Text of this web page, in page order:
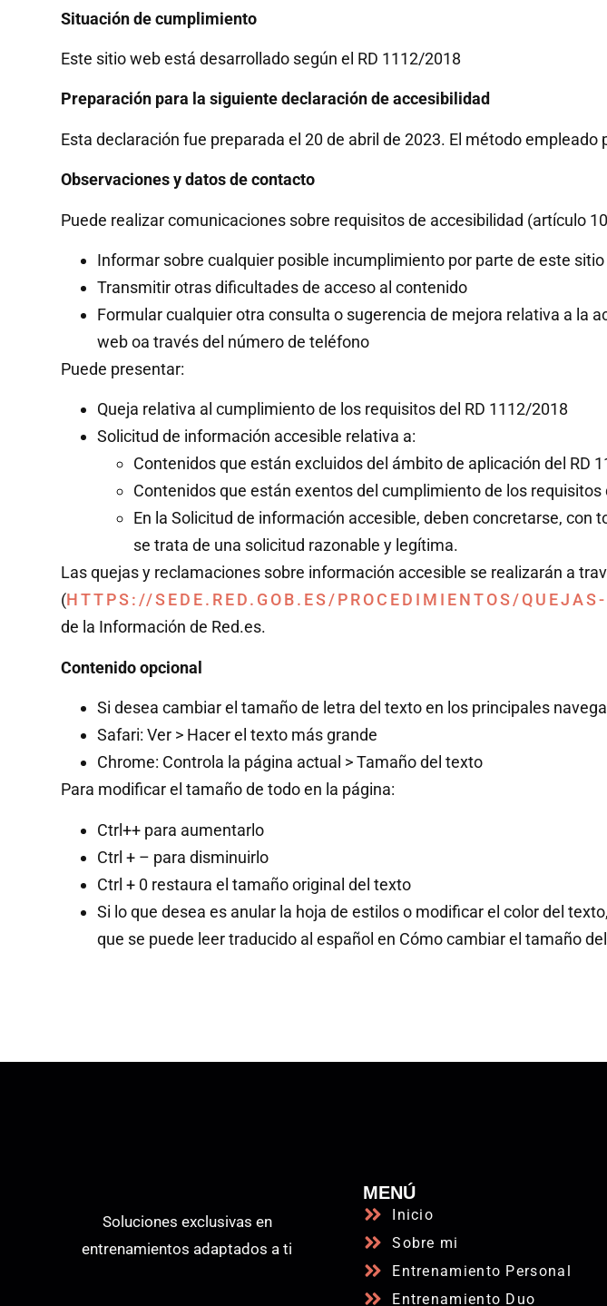
Situación de cumplimiento
Este sitio web está desarrollado según el RD 1112/2018
Preparación para la siguiente declaración de accesibilidad
Esta declaración fue preparada el 20 de abril de 2023. El método
Observaciones y datos de contacto
Puede realizar comunicaciones sobre requisitos de accesibilidad (artículo
Informar sobre cualquier posible incumplimiento por parte de este
Transmitir otras dificultades de acceso al contenido
Formular cualquier otra consulta o sugerencia de mejora relativa a la
web oa través del número de teléfono
Puede presentar:
Queja relativa al cumplimiento de los requisitos del RD 1112/2018
Solicitud de información accesible relativa a:
Contenidos que están excluidos del ámbito de aplicación del RD
Contenidos que están exentos del cumplimiento de los
En la Solicitud de información accesible, deben concretarse,
se trata de una solicitud razonable y legítima.
Las quejas y reclamaciones sobre información accesible se realizarán a
(HTTPS://SEDE.RED.GOB.ES/PROCEDIMIENTOS/
de la Información de Red.es.
Contenido opcional
Si desea cambiar el tamaño de letra del texto en los principales
Safari: Ver > Hacer el texto más grande
Chrome: Controla la página actual > Tamaño del texto
Para modificar el tamaño de todo en la página:
Ctrl++ para aumentarlo
Ctrl + – para disminuirlo
Ctrl + 0 restaura el tamaño original del texto
Si lo que desea es anular la hoja de estilos o modificar el color del
que se puede leer traducido al español en Cómo cambiar el tamaño
Soluciones exclusivas en
entrenamientos adaptados a ti
MENÚ
Inicio
Sobre mi
Entrenamiento Personal
Entrenamiento Duo